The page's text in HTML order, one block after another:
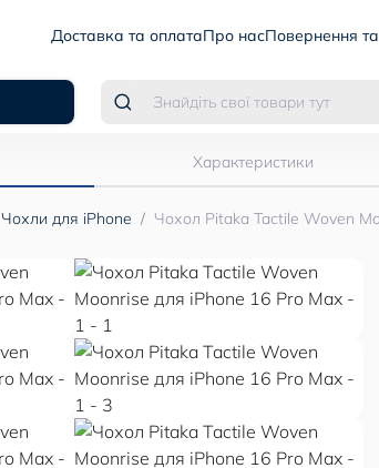
Доставка та оплатаПро насПовернення та
Чохли для iPhone Чохол Pitaka Tactile Woven
Характеристики